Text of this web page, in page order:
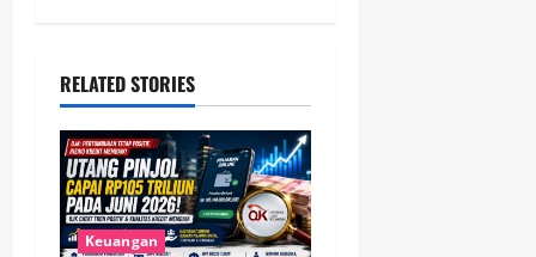
v
i
g
a
RELATED STORIES
Keuangan